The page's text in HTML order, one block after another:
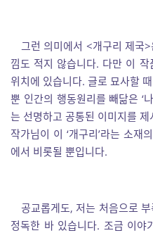
그런 의미에서 <개구리 제국
낌도 적지 않습니다. 다만 이
위치에 있습니다. 글로 묘사할
뿐 인간의 행동원리를 빼닮은 ‘
는 선명하고 공통된 이미지를
작가님이 이 ‘개구리’라는 소재
에서 비롯될 뿐입니다.
공교롭게도, 저는 처음으로
정독한 바 있습니다. 조금 이야